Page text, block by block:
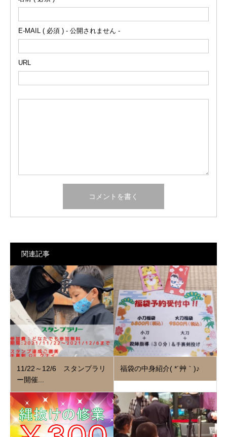
E-MAIL ( 必須 ) - 公開されません -
URL
関連記事
11/22～12/6 スタンプラリ
ー開催...
福袋の中身紹介( *´艸｀)♪